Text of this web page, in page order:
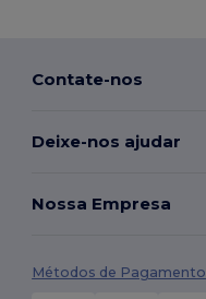
Contate-nos
Deixe-nos ajudar
Nossa Empresa
Métodos de Pagamento